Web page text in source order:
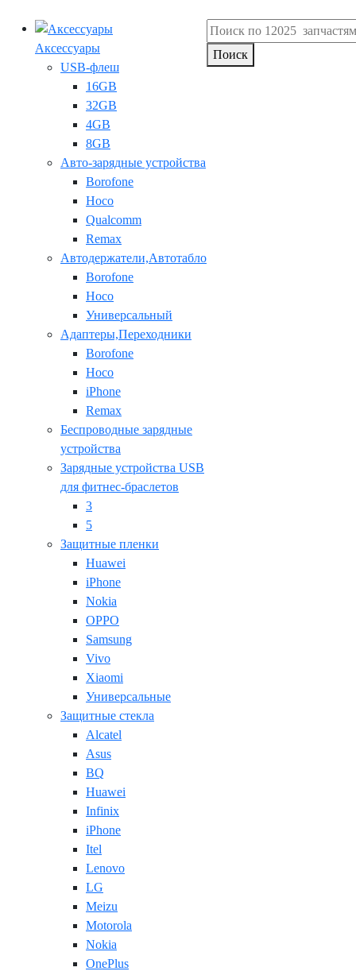
Аксессуары
USB-флеш
16GB
32GB
4GB
8GB
Авто-зарядные устройства
Borofone
Hoco
Qualcomm
Remax
Автодержатели,Автотабло
Borofone
Hoco
Универсальный
Адаптеры,Переходники
Borofone
Hoco
iPhone
Remax
Беспроводные зарядные
устройства
Зарядные устройства USB
для фитнес-браслетов
3
5
Защитные пленки
Huawei
iPhone
Nokia
OPPO
Samsung
Vivo
Xiaomi
Универсальные
Защитные стекла
Alcatel
Asus
BQ
Huawei
Infinix
iPhone
Itel
Lenovo
LG
Meizu
Motorola
Nokia
OnePlus
Поиск